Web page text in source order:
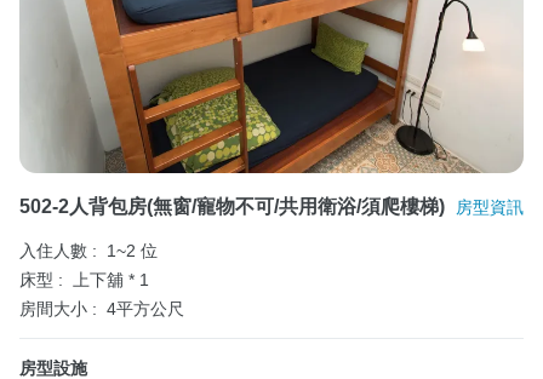
502-2人背包房(無窗/寵物不可/共用衛浴/須爬樓梯) 房型資訊
入住人數 :
1~2 位
床型 :
上下舖 * 1
房間大小 : 4平方公尺
房型設施